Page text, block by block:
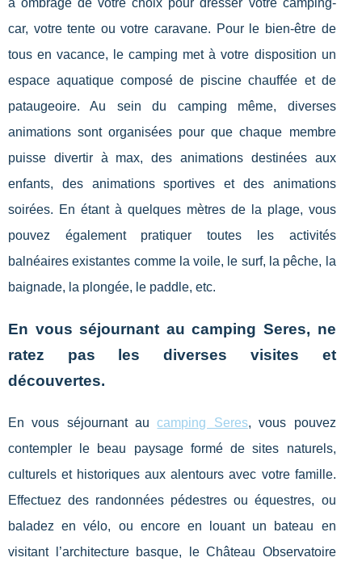
à ombrage de votre choix pour dresser votre camping-
car, votre tente ou votre caravane. Pour le bien-être de
tous en vacance, le camping met à votre disposition un
espace aquatique composé de piscine chauffée et de
pataugeoire. Au sein du camping même, diverses
animations sont organisées pour que chaque membre
puisse divertir à max, des animations destinées aux
enfants, des animations sportives et des animations
soirées. En étant à quelques mètres de la plage, vous
pouvez également pratiquer toutes les activités
balnéaires existantes comme la voile, le surf, la pêche, la
baignade, la plongée, le paddle, etc.
En vous séjournant au camping Seres, ne
ratez pas les diverses visites et
découvertes.
En vous séjournant aucamping Seres, vous pouvez
contempler le beau paysage formé de sites naturels,
culturels et historiques aux alentours avec votre famille.
Effectuez des randonnées pédestres ou équestres, ou
baladez en vélo, ou encore en louant un bateau en
visitant l’architecture basque, le Château Observatoire